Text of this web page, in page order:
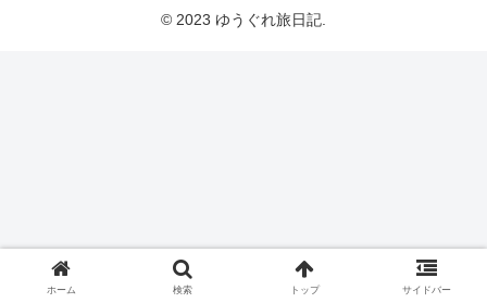
© 2023 ゆうぐれ旅日記.
ホーム 検索 トップ サイドバー